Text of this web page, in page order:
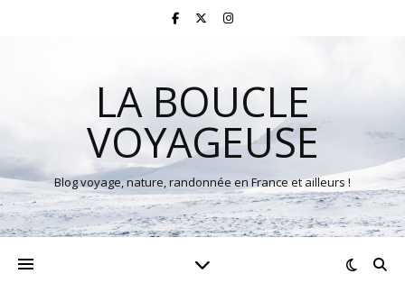
LA BOUCLE
VOYAGEUSE
Blog voyage, nature, randonnée en France et ailleurs !